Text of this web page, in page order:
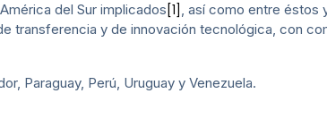
del Sur implicados [1] , así como entre éstos
transferencia y de innovación tecnológica, con
Paraguay, Perú, Uruguay y Venezuela.